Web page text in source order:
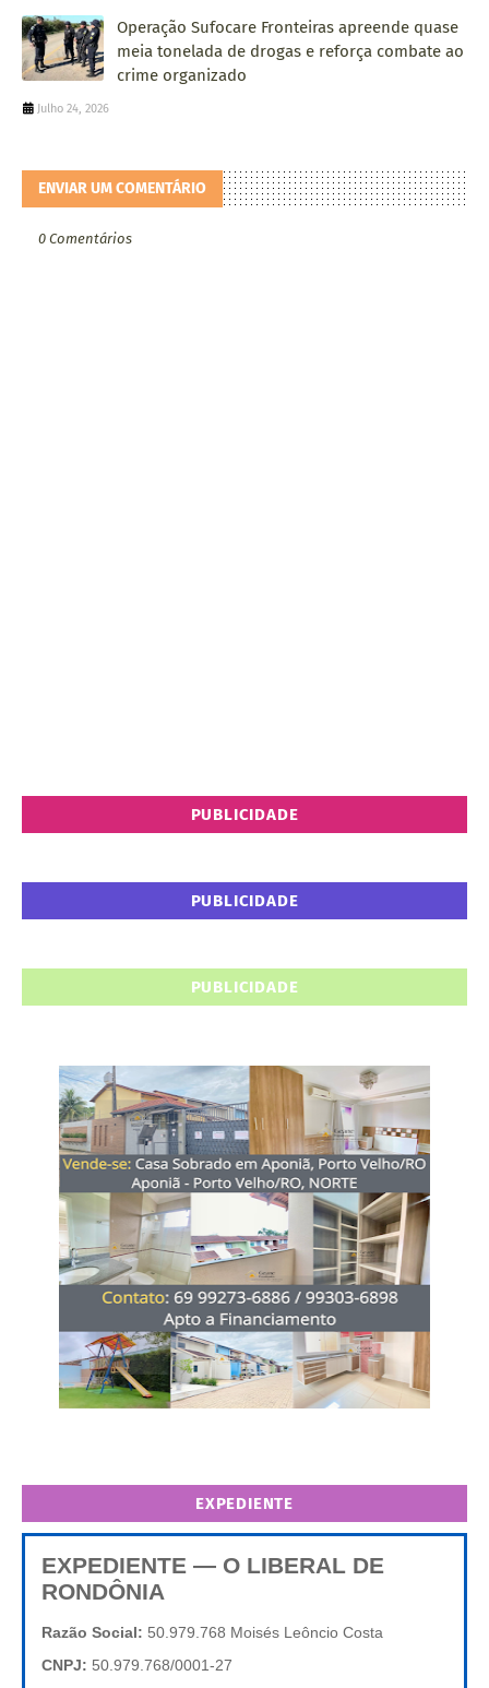
Operação Sufocare Fronteiras apreende quase
meia tonelada de drogas e reforça combate ao
crime organizado
Julho 24, 2026
ENVIAR UM COMENTÁRIO
0 Comentários
PUBLICIDADE
PUBLICIDADE
PUBLICIDADE
EXPEDIENTE
EXPEDIENTE — O LIBERAL DE
RONDÔNIA
Razão Social: 50.979.768 Moisés Leôncio Costa
CNPJ: 50.979.768/0001-27